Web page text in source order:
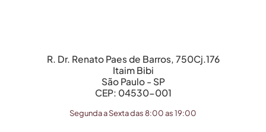
R. Dr. Renato Paes de Barros, 750Cj.176
Itaim Bibi
São Paulo - SP
CEP: 04530-001
Segunda a Sexta das 8:00 as 19:00